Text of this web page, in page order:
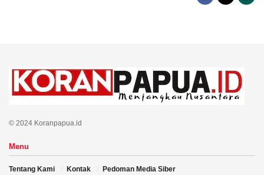
© 2024 Koranpapua.id
Menu
Tentang Kami Kontak Pedoman Media Siber